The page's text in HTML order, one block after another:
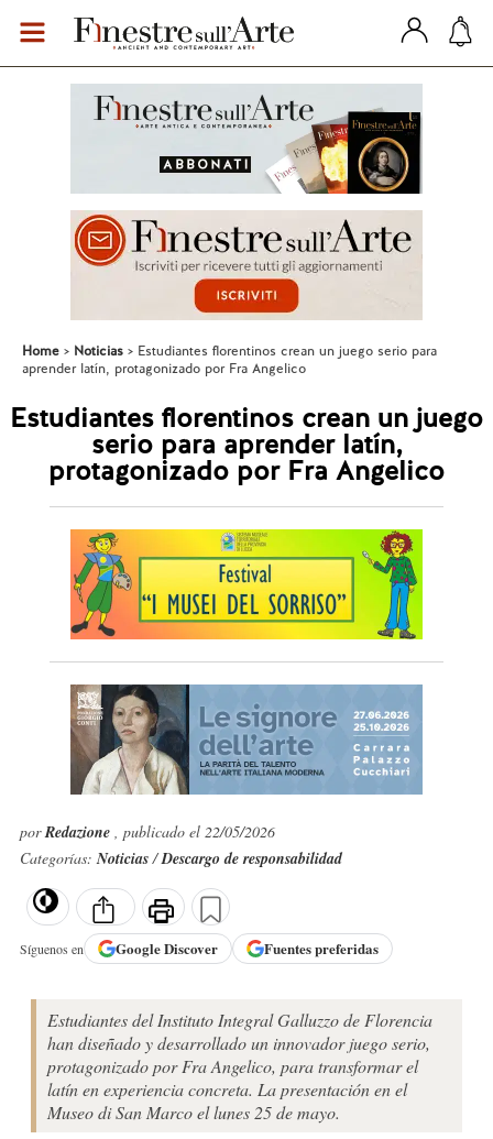
Home Noticias
Estudiantes florentinos crean un juego serio para
aprender latín, protagonizado por Fra Angelico
Estudiantes florentinos crean un juego
serio para aprender latín,
protagonizado por Fra Angelico
porRedazione , publicado el 22/05/2026
Categorías:Noticias/Descargo de responsabilidad
Síguenos en GoogleDiscover Fuentes preferidas
Estudiantes del Instituto Integral Galluzzo de Florencia
han diseñado y desarrollado un innovador juego serio,
protagonizado por Fra Angelico, para transformar el
latín en experiencia concreta. La presentación en el
Museo di San Marco el lunes 25 de mayo.